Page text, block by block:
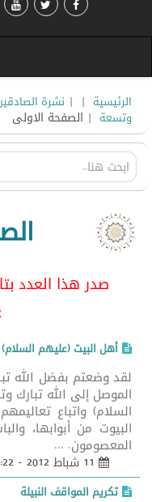
الرئيسية |
| نشرة
وتسعة | الصفحة الاولى
أهل البيت (عليهم
لقد وضعتم بفضل الله
الموصل إلى الله تبارك
السلام) واتباع
البيوت من أبوابها،
المعصومون. ...
تكريم المواقف النبيلة